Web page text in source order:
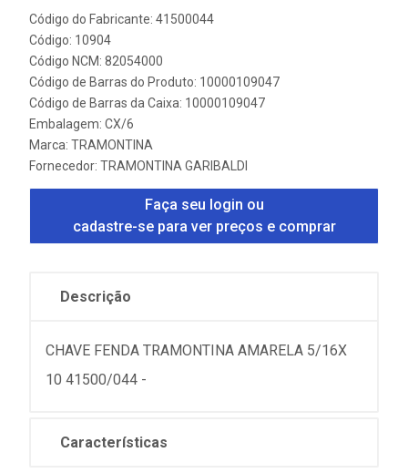
Código do Fabricante: 41500044
Código: 10904
Código NCM: 82054000
Código de Barras do Produto: 10000109047
Código de Barras da Caixa: 10000109047
Embalagem: CX/6
Marca: TRAMONTINA
Fornecedor: TRAMONTINA GARIBALDI
Faça seu login ou
cadastre-se para ver preços e comprar
Descrição
CHAVE FENDA TRAMONTINA AMARELA 5/16X
10 41500/044 -
Características